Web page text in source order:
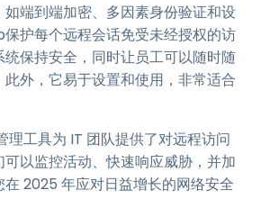
如端到端加密、多因素身份验证和设
护每个远程会话免受未经授权的访
保持安全，同时让员工可以随时随
外，它易于设置和使用，非常适合
工具为 IT 团队提供了对远程访问
以监控活动、快速响应威胁，并加
2025 年应对日益增长的网络安全